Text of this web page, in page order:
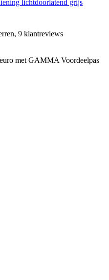
lichtdoorlatend grijs
9 klantreviews
met GAMMA Voordeelpas